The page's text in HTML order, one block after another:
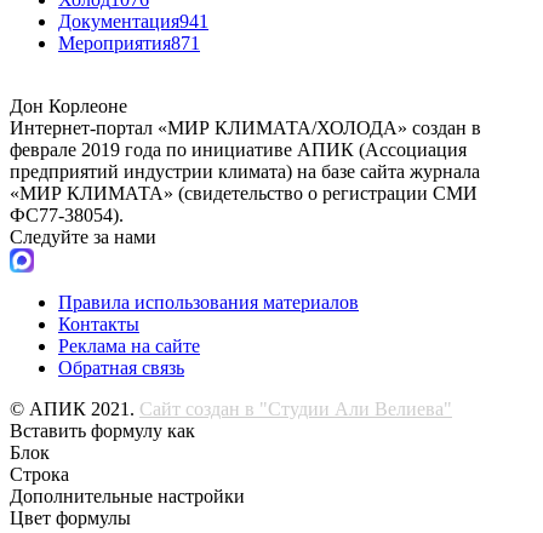
Документация941
Мероприятия871
Дон Корлеоне
Интернет-портал «МИР КЛИМАТА/ХОЛОДА» создан в
феврале 2019 года по инициативе АПИК (Ассоциация
предприятий индустрии климата) на базе сайта журнала
«МИР КЛИМАТА» (свидетельство о регистрации СМИ
ФС77-38054).
Следуйте за нами
Правила использования материалов
Контакты
Реклама на сайте
Обратная связь
© АПИК 2021. Сайт создан в "Студии Али Велиева"
Вставить формулу как
Блок
Строка
Дополнительные настройки
Цвет формулы